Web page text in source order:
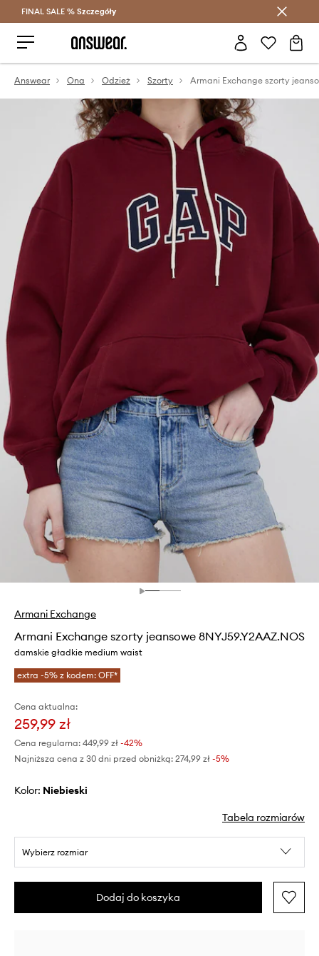
Oszczędzaj z Answear Club >
FINAL SALE % Szczegóły
Answear Ona Odzież Szorty
Armani Exchange
Armani Exchange szorty jeansowe 8NYJ59.Y2AAZ.NOS
damskie gładkie medium waist
extra -5% z kodem: OFF*
Cena aktualna:
259,99 zł
Cena regularna: 449,99 zł -42%
Najniższa cena z 30 dni przed obniżką: 274,99 zł -5%
Kolor: niebieski
Tabela rozmiarów
Wybierz rozmiar
Dodaj do koszyka